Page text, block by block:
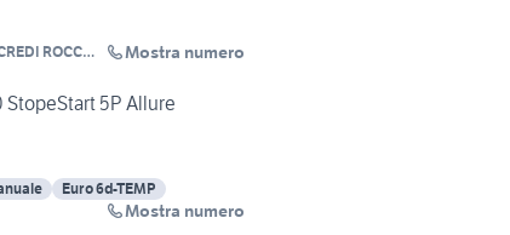
ROCCO E
Mostra numero
StopeStart 5P Allure
Euro 6d-TEMP
Mostra numero